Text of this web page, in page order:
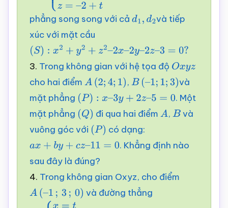
phẳng song song với cả d1,d2và tiếp
xúc với mặt cầu
(S): x 2+y 2+ z2 –2 x–2y–2z–3=0?
3. Trong không gian với hệ tọa độ Oxyz
cho hai điểm A( 2;4;1) ,B( –1;1; 3)
và
mặt phẳng (P): x –3y+2 z– 5=0
. Một
mặt phẳng (Q) đi qua hai điểm A,B và
vuông góc với (P) có dạng:
ax+by+c z–11=0
. Khẳng định nào
sau đây là đúng?
4. Trong không gian Oxyz, cho điểm
A( –1;3; 0) và đường thẳng